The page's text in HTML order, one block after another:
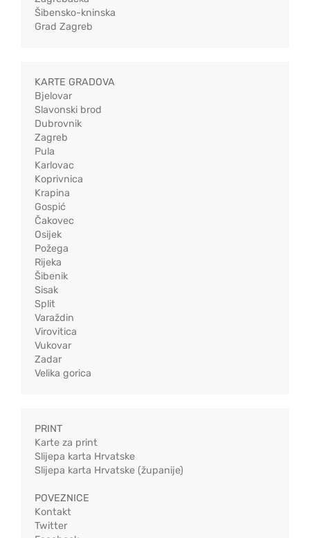
Šibensko-kninska
Grad Zagreb
KARTE GRADOVA
Bjelovar
Slavonski brod
Dubrovnik
Zagreb
Pula
Karlovac
Koprivnica
Krapina
Gospić
Čakovec
Osijek
Požega
Rijeka
Šibenik
Sisak
Split
Varaždin
Virovitica
Vukovar
Zadar
Velika gorica
PRINT
Karte za print
Slijepa karta Hrvatske
Slijepa karta Hrvatske (županije)
POVEZNICE
Kontakt
Twitter